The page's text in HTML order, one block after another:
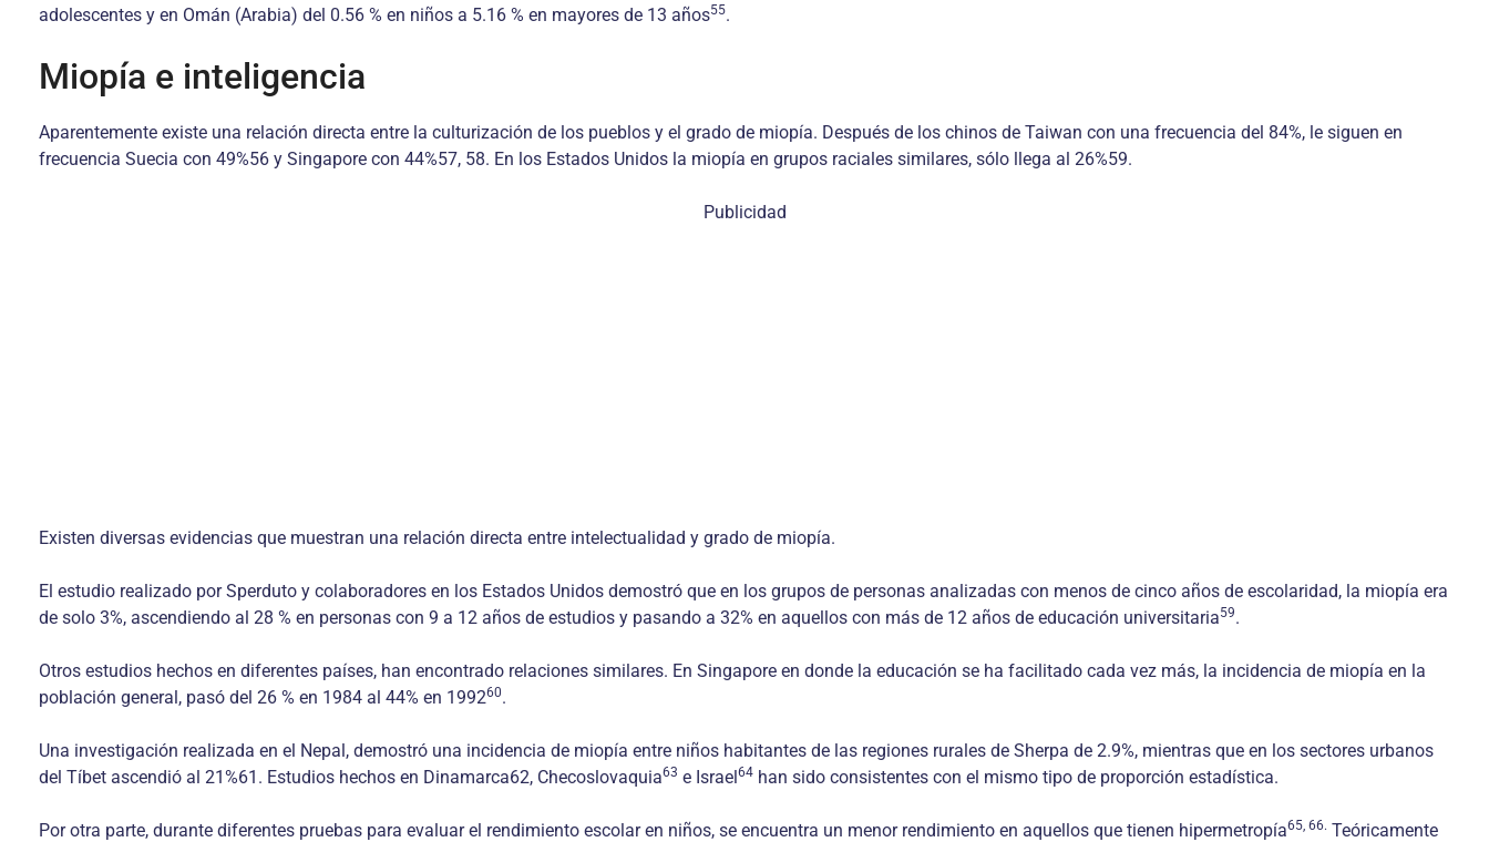
adolescentes y en Omán (Arabia) del 0.56 % en niños a 5.16 % en mayores de 13 años55.
Miopía e inteligencia
Aparentemente existe una relación directa entre la culturización de los pueblos y el grado de miopía. Después de los chinos de Taiwan con una frecuencia del 84%, le siguen en
frecuencia Suecia con 49%56 y Singapore con 44%57, 58. En los Estados Unidos la miopía en grupos raciales similares, sólo llega al 26%59.
Publicidad
Existen diversas evidencias que muestran una relación directa entre intelectualidad y grado de miopía.
El estudio realizado por Sperduto y colaboradores en los Estados Unidos demostró que en los grupos de personas analizadas con menos de cinco años de escolaridad, la miopía era
de solo 3%, ascendiendo al 28 % en personas con 9 a 12 años de estudios y pasando a 32% en aquellos con más de 12 años de educación universitaria59.
Otros estudios hechos en diferentes países, han encontrado relaciones similares. En Singapore en donde la educación se ha facilitado cada vez más, la incidencia de miopía en la
población general, pasó del 26 % en 1984 al 44% en 199260.
Una investigación realizada en el Nepal, demostró una incidencia de miopía entre niños habitantes de las regiones rurales de Sherpa de 2.9%, mientras que en los sectores urbanos
del Tíbet ascendió al 21%61. Estudios hechos en Dinamarca62, Checoslovaquia63 e Israel64 han sido consistentes con el mismo tipo de proporción estadística.
Por otra parte, durante diferentes pruebas para evaluar el rendimiento escolar en niños, se encuentra un menor rendimiento en aquellos que tienen hipermetropía65, 66. Teóricamente